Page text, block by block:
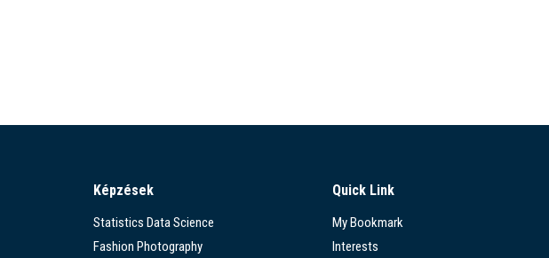
Képzések
Statistics Data Science
Fashion Photography
Quick Link
My Bookmark
Interests